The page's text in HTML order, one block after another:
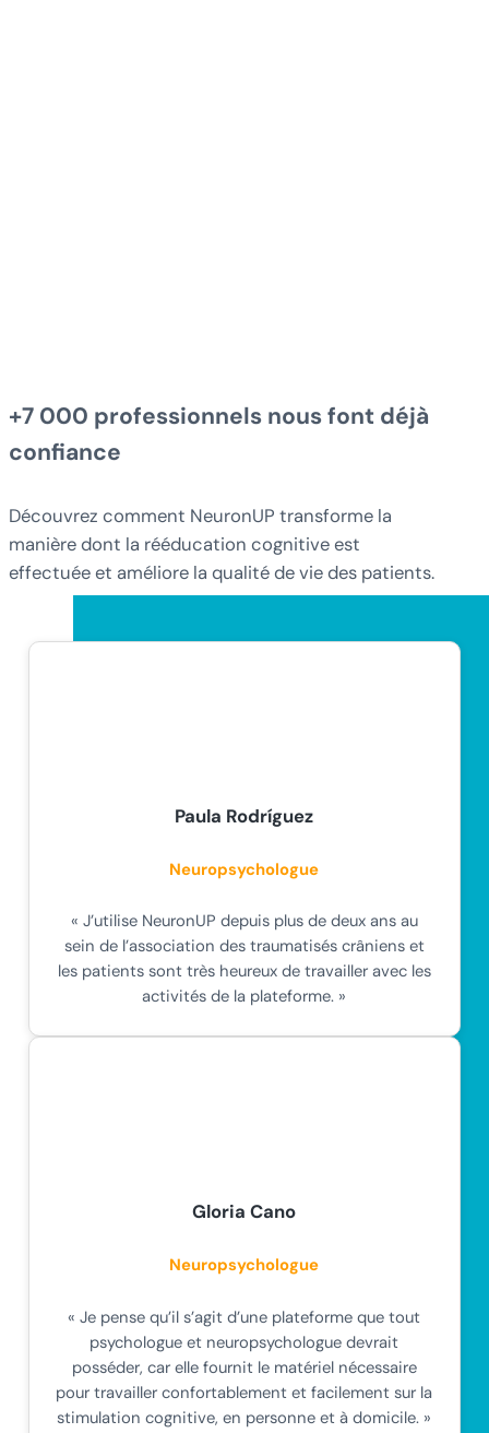
+7 000 professionnels nous font déjà
confiance
Découvrez comment NeuronUP transforme la
manière dont la rééducation cognitive est
effectuée et améliore la qualité de vie des patients.
Paula Rodríguez
Neuropsychologue
« J’utilise NeuronUP depuis plus de deux ans au
sein de l’association des traumatisés crâniens et
les patients sont très heureux de travailler avec les
activités de la plateforme. »
Gloria Cano
Neuropsychologue
« Je pense qu’il s’agit d’une plateforme que tout
psychologue et neuropsychologue devrait
posséder, car elle fournit le matériel nécessaire
pour travailler confortablement et facilement sur la
stimulation cognitive, en personne et à domicile. »